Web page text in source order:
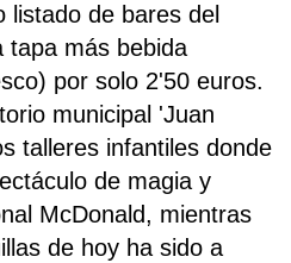
listado de bares del
tapa más bebida
por solo 2'50 euros.
municipal 'Juan
talleres infantiles donde
de magia y
McDonald, mientras
de hoy ha sido a